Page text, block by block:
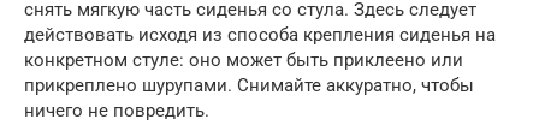
снять мягкую часть сиденья со стула. Здесь следует
действовать исходя из способа крепления сиденья на
конкретном стуле: оно может быть приклеено или
прикреплено шурупами. Снимайте аккуратно, чтобы
ничего не повредить.